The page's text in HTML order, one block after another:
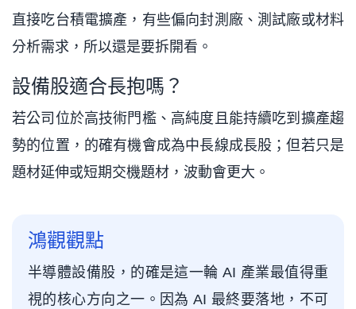
直接吃台積電擴產，有些偏向封測廠、測試廠或材料
分析需求，所以還是要拆開看。
設備股適合長抱嗎？
若公司位於高技術門檻、高純度且能持續吃到擴產趨
勢的位置，的確有機會成為中長線成長股；但若只是
題材延伸或短期交機題材，波動會更大。
鴻觀觀點
半導體設備股，的確是這一輪 AI 產業最值得重
視的核心方向之一。因為 AI 最終要落地，不可